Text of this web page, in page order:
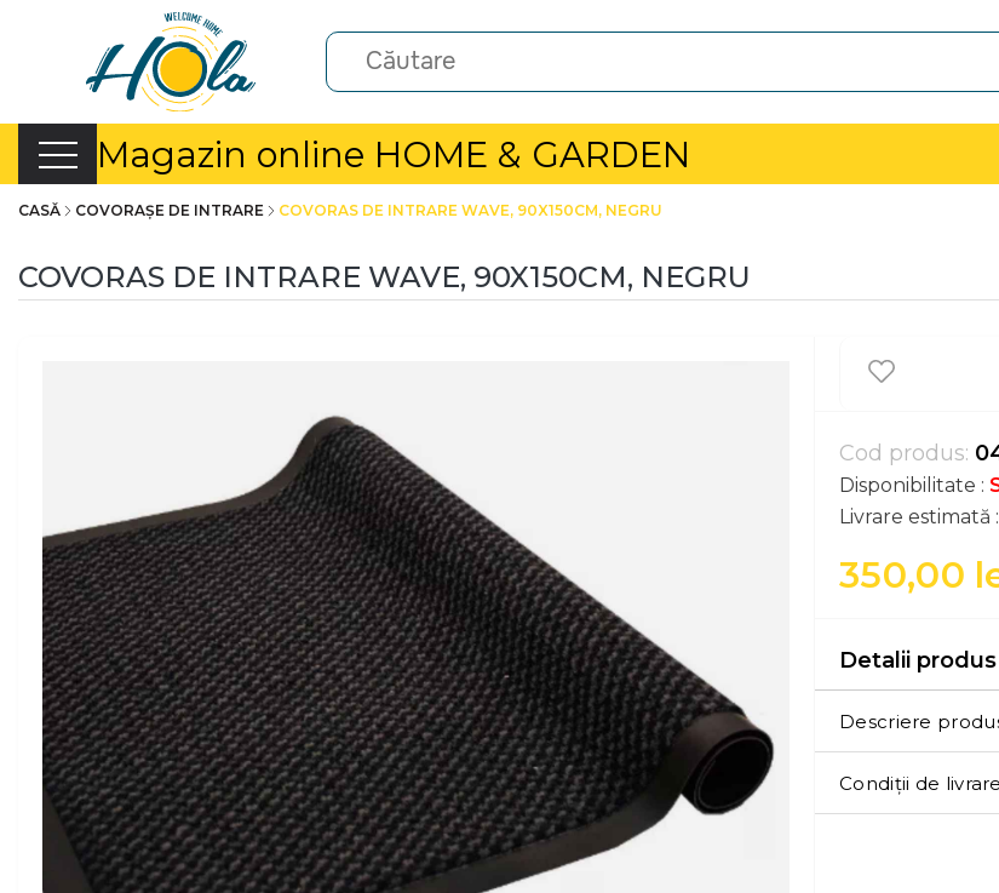
Magazin online HOME & GARDEN
CASĂ COVORAȘE DE INTRARE COVORAS DE INTRARE WAVE, 90X150CM, NEGRU
COVORAS DE INTRARE WAVE, 90X150CM, NEGRU
Cod produs:
Disponibilitate :
Livrare estimată :
350,00
Detalii produs
Descriere
Condiții de livrare